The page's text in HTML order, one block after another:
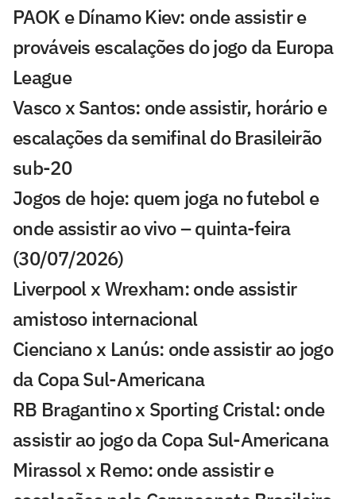
PAOK e Dínamo Kiev: onde assistir e
prováveis escalações do jogo da Europa
League
Vasco x Santos: onde assistir, horário e
escalações da semifinal do Brasileirão
sub-20
Jogos de hoje: quem joga no futebol e
onde assistir ao vivo – quinta-feira
(30/07/2026)
Liverpool x Wrexham: onde assistir
amistoso internacional
Cienciano x Lanús: onde assistir ao jogo
da Copa Sul-Americana
RB Bragantino x Sporting Cristal: onde
assistir ao jogo da Copa Sul-Americana
Mirassol x Remo: onde assistir e